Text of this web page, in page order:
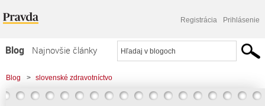
Registrácia Prihlásenie
Blog
Najnovšie články
Najčítanejšie články
Najkomentovanejšie články
Blog > slovenské zdravotníctvo